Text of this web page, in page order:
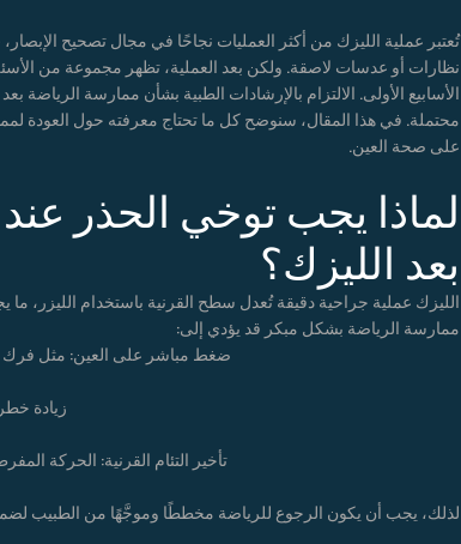
تُعتبر عملية الليزك من أكثر العمليات نجاحًا في مجال تصحيح
نظارات أو عدسات لاصقة. ولكن بعد العملية، تظهر مجموعة من
الأسابيع الأولى. الالتزام بالإرشادات الطبية بشأن ممارسة
محتملة. في هذا المقال، سنوضح كل ما تحتاج معرفته حول العودة
على صحة العين.
لماذا يجب توخي الحذر
بعد الليزك؟
الليزك عملية جراحية دقيقة تُعدل سطح القرنية باستخدام الليزر،
ممارسة الرياضة بشكل مبكر قد يؤدي إلى:
ضغط مباشر على العين: مثل فرك
زيادة
تأخير التئام القرنية: الحركة
لذلك، يجب أن يكون الرجوع للرياضة مخططًا وموجَّهًا من الطبيب